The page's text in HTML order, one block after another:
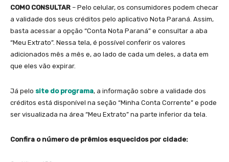
COMO CONSULTAR – Pelo celular, os consumidores podem checar
a validade dos seus créditos pelo aplicativo Nota Paraná. Assim,
basta acessar a opção “Conta Nota Paraná” e consultar a aba
“Meu Extrato”. Nessa tela, é possível conferir os valores
adicionados mês a mês e, ao lado de cada um deles, a data em
que eles vão expirar.
Já pelo site do programa, a informação sobre a validade dos
créditos está disponível na seção “Minha Conta Corrente” e pode
ser visualizada na área “Meu Extrato” na parte inferior da tela.
Confira o número de prêmios esquecidos por cidade: